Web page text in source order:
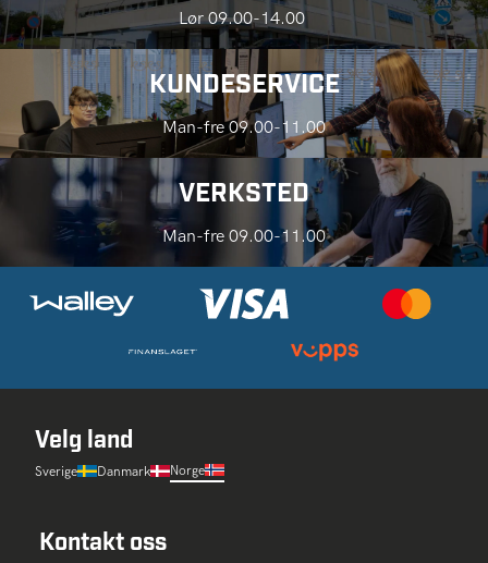
Lør 09.00-14.00
KUNDESERVICE
Man-fre 09.00-11.00
VERKSTED
Man-fre 09.00-11.00
Velg land
Sverige Danmark Norge
Kontakt oss